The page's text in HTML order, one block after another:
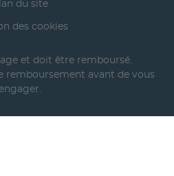
du site
des cookies
et doit être remboursé.
remboursement avant de vous